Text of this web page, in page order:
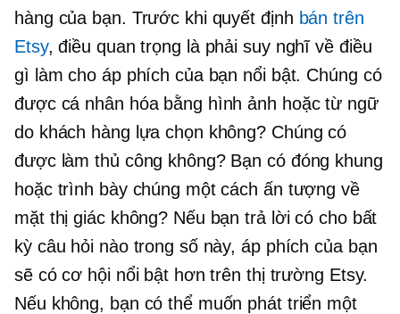
hàng của bạn. Trước khi quyết định bán trên
Etsy, điều quan trọng là phải suy nghĩ về điều
gì làm cho áp phích của bạn nổi bật. Chúng có
được cá nhân hóa bằng hình ảnh hoặc từ ngữ
do khách hàng lựa chọn không? Chúng có
được làm thủ công không? Bạn có đóng khung
hoặc trình bày chúng một cách ấn tượng về
mặt thị giác không? Nếu bạn trả lời có cho bất
kỳ câu hỏi nào trong số này, áp phích của bạn
sẽ có cơ hội nổi bật hơn trên thị trường Etsy.
Nếu không, bạn có thể muốn phát triển một